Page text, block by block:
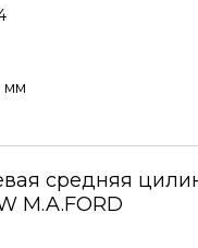
мм
средняя
M.A.FORD